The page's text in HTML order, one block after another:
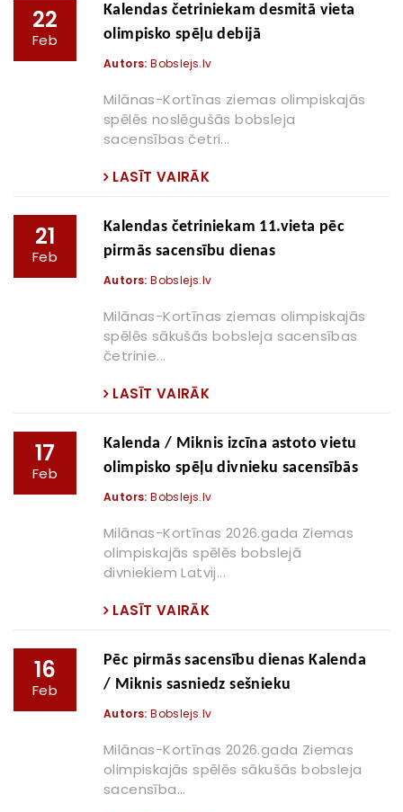
22
Feb
Kalendas četriniekam desmitā vieta
olimpisko spēļu debijā
Autors: Bobslejs.lv
Milānas-Kortīnas ziemas olimpiskajās
spēlēs noslēgušās bobsleja
sacensības četri...
LASĪT VAIRĀK
21
Feb
Kalendas četriniekam 11.vieta pēc
pirmās sacensību dienas
Autors: Bobslejs.lv
Milānas-Kortīnas ziemas olimpiskajās
spēlēs sākušās bobsleja sacensības
četrinie...
LASĪT VAIRĀK
17
Feb
Kalenda / Miknis izcīna astoto vietu
olimpisko spēļu divnieku sacensībās
Autors: Bobslejs.lv
Milānas-Kortīnas 2026.gada Ziemas
olimpiskajās spēlēs bobslejā
divniekiem Latvij...
LASĪT VAIRĀK
16
Feb
Pēc pirmās sacensību dienas Kalenda
/ Miknis sasniedz sešnieku
Autors: Bobslejs.lv
Milānas-Kortīnas 2026.gada Ziemas
olimpiskajās spēlēs sākušās bobsleja
sacensība...